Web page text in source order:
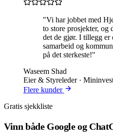
"Vi har jobbet med
to store prosjekter, og
det de gjør. I tillegg er
samarbeid og
på det sterkeste!"
Waseem Shad
Eier & Styreleder ·
Flere kunder
Gratis sjekkliste
Vinn både Google og